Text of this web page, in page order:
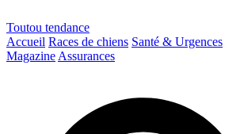
Toutou tendance
Accueil Races de chiens Santé & Urgences
Magazine Assurances